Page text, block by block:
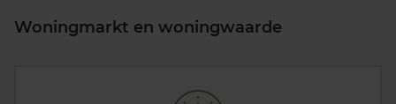
Woningmarkt en woningwaarde